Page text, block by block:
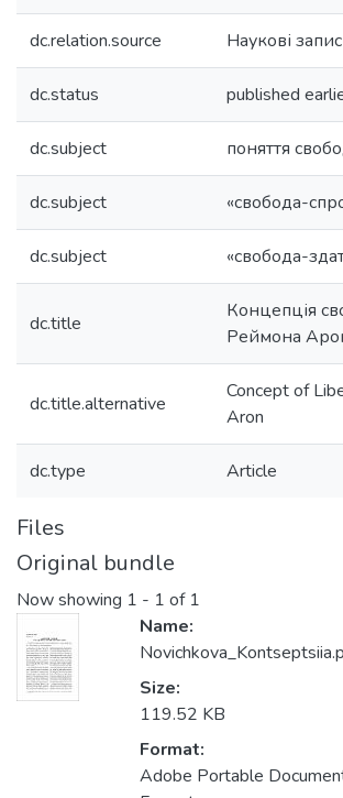
dc.relation.source Наукові
dc.status published
dc.subject поняття
dc.subject «свобода-
dc.subject «свобода-
dc.title
Концепція
Реймона
dc.title.alternative
Concept of
Aron
dc.type Article
Files
Original bundle
Now showing 1 - 1 of 1
Name:
Size:
119.52 KB
Format:
Adobe Portable